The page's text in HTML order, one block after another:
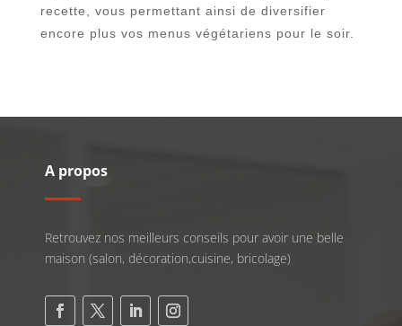
recette, vous permettant ainsi de diversifier
encore plus vos menus végétariens pour le soir.
A propos
Retrouvez nos meilleurs conseils pour avoir une belle
maison (salon, décoration,cuisine, bricolage)